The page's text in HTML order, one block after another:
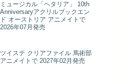
ミュージカル「ヘタリア」 10th
Anniversaryアクリルブックエン
ド オーストリア アニメイトで
2026年07月発売
ツイステ クリアファイル 馬術部
アニメイトで 2027年02月発売